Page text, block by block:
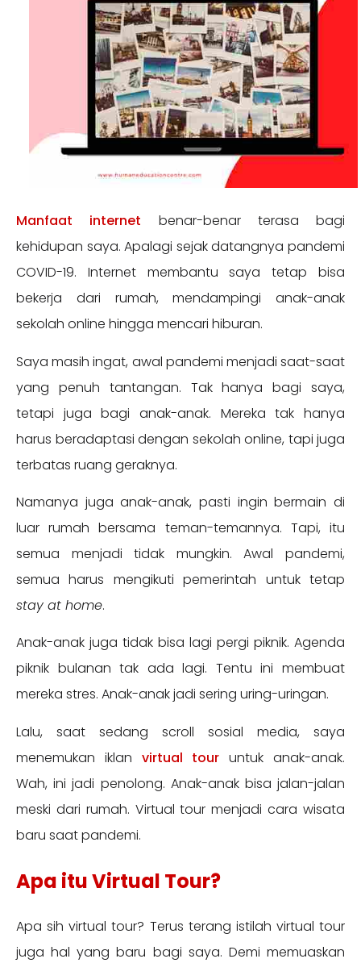
Manfaat internet benar-benar terasa bagi
kehidupan saya. Apalagi sejak datangnya pandemi
COVID-19. Internet membantu saya tetap bisa
bekerja dari rumah, mendampingi anak-anak
sekolah online hingga mencari hiburan.
Saya masih ingat, awal pandemi menjadi saat-saat
yang penuh tantangan. Tak hanya bagi saya,
tetapi juga bagi anak-anak. Mereka tak hanya
harus beradaptasi dengan sekolah online, tapi juga
terbatas ruang geraknya.
Namanya juga anak-anak, pasti ingin bermain di
luar rumah bersama teman-temannya. Tapi, itu
semua menjadi tidak mungkin. Awal pandemi,
semua harus mengikuti pemerintah untuk tetap
stay at home.
Anak-anak juga tidak bisa lagi pergi piknik. Agenda
piknik bulanan tak ada lagi. Tentu ini membuat
mereka stres. Anak-anak jadi sering uring-uringan.
Lalu, saat sedang scroll sosial media, saya
menemukan iklan virtual tour untuk anak-anak.
Wah, ini jadi penolong. Anak-anak bisa jalan-jalan
meski dari rumah. Virtual tour menjadi cara wisata
baru saat pandemi.
Apa itu Virtual Tour?
Apa sih virtual tour? Terus terang istilah virtual tour
juga hal yang baru bagi saya. Demi memuaskan